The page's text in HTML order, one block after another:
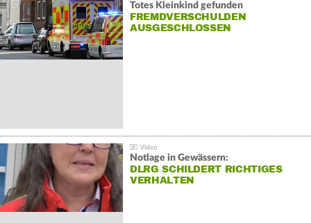
Totes Kleinkind gefunden
FREMDVERSCHULDEN
AUSGESCHLOSSEN
Notlage in Gewässern:
DLRG SCHILDERT RICHTIGES
VERHALTEN